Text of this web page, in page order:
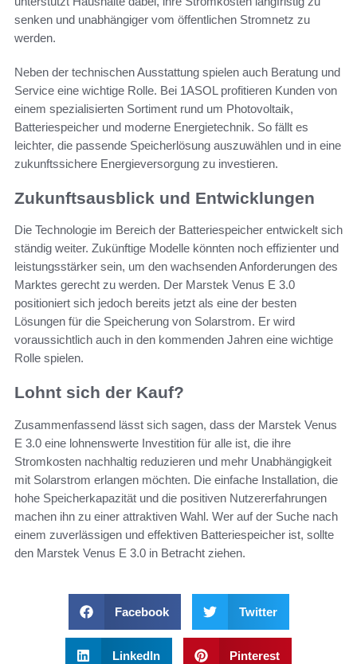
senken und unabhängiger vom öffentlichen Stromnetz zu
werden.
Neben der technischen Ausstattung spielen auch Beratung und
Service eine wichtige Rolle. Bei 1ASOL profitieren Kunden von
einem spezialisierten Sortiment rund um Photovoltaik,
Batteriespeicher und moderne Energietechnik. So fällt es
leichter, die passende Speicherlösung auszuwählen und in eine
zukunftssichere Energieversorgung zu investieren.
Zukunftsausblick und Entwicklungen
Die Technologie im Bereich der Batteriespeicher entwickelt sich
ständig weiter. Zukünftige Modelle könnten noch effizienter und
leistungsstärker sein, um den wachsenden Anforderungen des
Marktes gerecht zu werden. Der Marstek Venus E 3.0
positioniert sich jedoch bereits jetzt als eine der besten
Lösungen für die Speicherung von Solarstrom. Er wird
voraussichtlich auch in den kommenden Jahren eine wichtige
Rolle spielen.
Lohnt sich der Kauf?
Zusammenfassend lässt sich sagen, dass der Marstek Venus
E 3.0 eine lohnenswerte Investition für alle ist, die ihre
Stromkosten nachhaltig reduzieren und mehr Unabhängigkeit
mit Solarstrom erlangen möchten. Die einfache Installation, die
hohe Speicherkapazität und die positiven Nutzererfahrungen
machen ihn zu einer attraktiven Wahl. Wer auf der Suche nach
einem zuverlässigen und effektiven Batteriespeicher ist, sollte
den Marstek Venus E 3.0 in Betracht ziehen.
Facebook Twitter
LinkedIn Pinterest